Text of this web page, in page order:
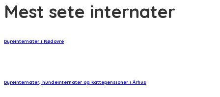
Mest sete internater
Dyreinternater i Rødovre
Dyreinternater, hundeinternater og kattepensioner i Århus